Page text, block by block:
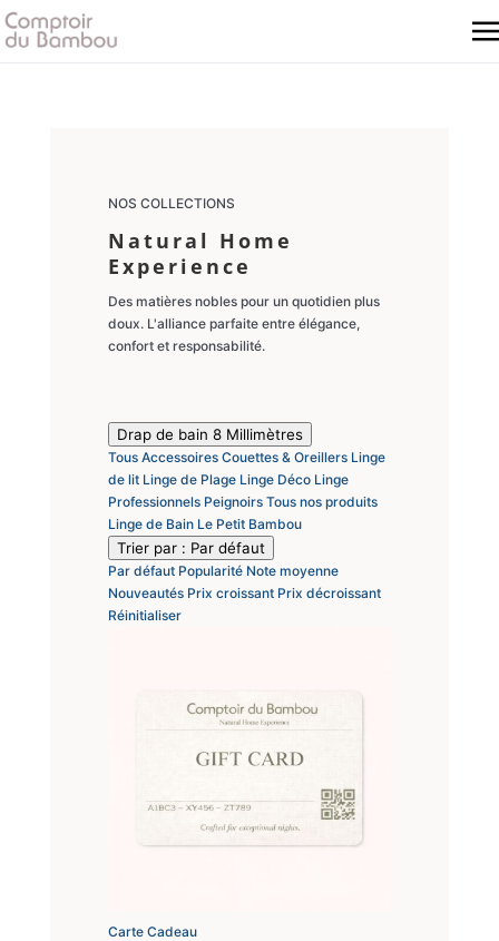
NOS COLLECTIONS
Natural Home
Experience
Des matières nobles pour un quotidien plus
doux. L'alliance parfaite entre élégance,
confort et responsabilité.
Drap de bain 8 Millimètres
Tous Accessoires Couettes & Oreillers Linge
de lit Linge de Plage Linge Déco Linge
Professionnels Peignoirs Tous nos produits
Linge de Bain Le Petit Bambou
Trier par : Par défaut
Par défaut Popularité Note moyenne
Nouveautés Prix croissant Prix décroissant
Réinitialiser
Carte Cadeau